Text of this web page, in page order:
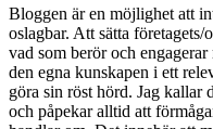
Bloggen är en möjlighet att
oslagbar. Att sätta
vad som berör och
den egna kunskapen i ett
göra sin röst hörd. Jag kallar
och påpekar alltid att